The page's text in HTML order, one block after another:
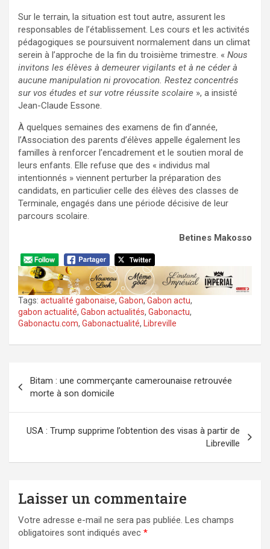
Sur le terrain, la situation est tout autre, assurent les
responsables de l’établissement. Les cours et les activités
pédagogiques se poursuivent normalement dans un climat
serein à l’approche de la fin du troisième trimestre. « Nous
invitons les élèves à demeurer vigilants et à ne céder à
aucune manipulation ni provocation. Restez concentrés
sur vos études et sur votre réussite scolaire », a insisté
Jean-Claude Essone.
À quelques semaines des examens de fin d’année,
l’Association des parents d’élèves appelle également les
familles à renforcer l’encadrement et le soutien moral de
leurs enfants. Elle refuse que des « individus mal
intentionnés » viennent perturber la préparation des
candidats, en particulier celle des élèves des classes de
Terminale, engagés dans une période décisive de leur
parcours scolaire.
Betines Makosso
Tags: actualité gabonaise, Gabon, Gabon actu,
gabon actualité, Gabon actualités, Gabonactu,
Gabonactu.com, Gabonactualité, Libreville
de
l’article
Bitam : une commerçante camerounaise retrouvée
morte à son domicile
USA : Trump supprime l’obtention des visas à partir de
Libreville
Laisser un commentaire
Votre adresse e-mail ne sera pas publiée. Les champs
obligatoires sont indiqués avec *